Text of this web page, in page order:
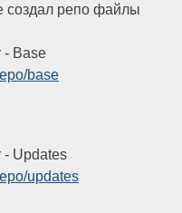
создал репо файлы
- Base
base
- Updates
updates